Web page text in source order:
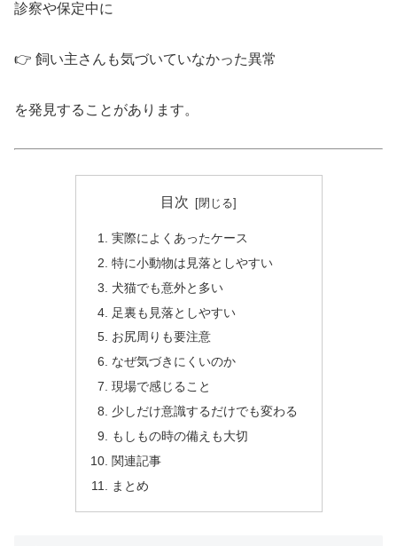
診察や保定中に
👉 飼い主さんも気づいていなかった異常
を発見することがあります。
目次
実際によくあったケース
特に小動物は見落としやすい
犬猫でも意外と多い
足裏も見落としやすい
お尻周りも要注意
なぜ気づきにくいのか
現場で感じること
少しだけ意識するだけでも変わる
もしもの時の備えも大切
関連記事
まとめ